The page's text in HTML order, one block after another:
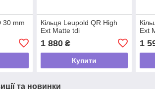
30 mm
Кільця Leupold QR High
Ext Matte tdi
1 880₴
Купити
Ext
1
та новинки